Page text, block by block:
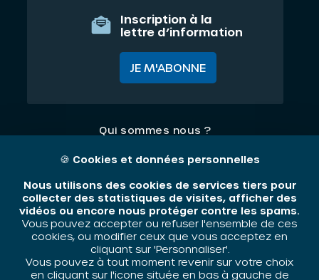
Inscription à la
lettre d’information
JE M'ABONNE
Qui sommes nous ?
Nos thématiques
Mentions légales
ORIV - 2026 / Tous droits réservés
🍪 Cookies et données personnelles
Nous utilisons des cookies de services tiers pour
collecter des statistiques de visites, afficher des
vidéos ou encore nous protéger contre les spams.
Vous pouvez accepter ou refuser l'ensemble de ces
cookies, ou modifier ceux que vous acceptez en
cliquant sur 'Personnaliser'.
Vous pouvez à tout moment revenir sur votre choix
en cliquant sur l'icone située en bas à gauche de